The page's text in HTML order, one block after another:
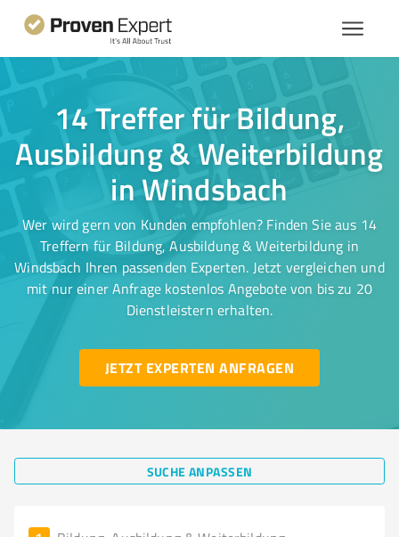
14 Treffer für Bildung,
Ausbildung & Weiterbildung
in Windsbach
Wer wird gern von Kunden empfohlen? Finden Sie aus 14
Treffern für Bildung, Ausbildung & Weiterbildung in
Windsbach Ihren passenden Experten. Jetzt vergleichen und
mit nur einer Anfrage kostenlos Angebote von bis zu 20
Dienstleistern erhalten.
JETZT EXPERTEN ANFRAGEN
SUCHE ANPASSEN